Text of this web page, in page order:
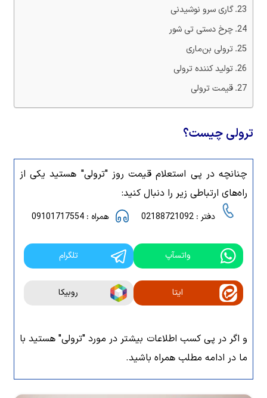
گاری سرو نوشیدنی
‏چرخ دستی تی شور
ترولی بن‌ماری
تولید کننده ترولی
قیمت ترولی
ترولی چیست؟
چنانچه در پی استعلام قیمت روز "ترولی" هستید یکی از
راه‌های ارتباطی زیر را دنبال کنید:
دفتر : 02188721092 همراه : 09101717554
واتسآپ تلگرام
ایتا روبیکا
و اگر در پی کسب اطلاعات بیشتر در مورد "ترولی" هستید با
ما در ادامه مطلب همراه باشید.